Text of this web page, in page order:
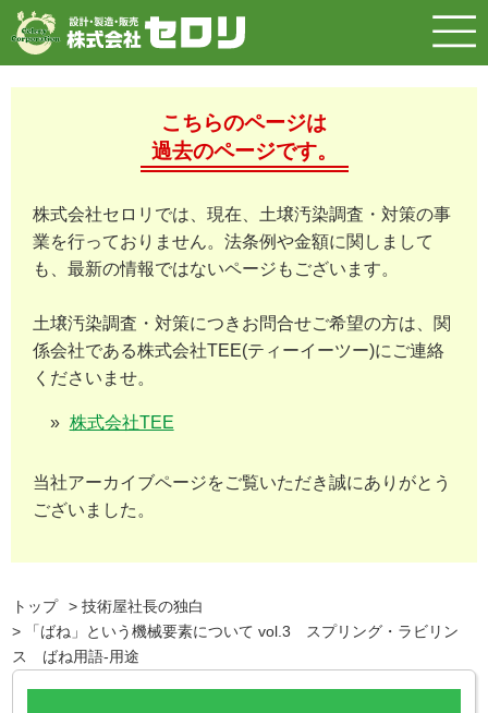
こちらのページは
過去のページです。
株式会社セロリでは、現在、土壌汚染調査・対策の事
業を行っておりません。法条例や金額に関しまして
も、最新の情報ではないページもございます。
土壌汚染調査・対策につきお問合せご希望の方は、関
係会社である株式会社TEE(ティーイーツー)にご連絡
くださいませ。
株式会社TEE
当社アーカイブページをご覧いただき誠にありがとう
ございました。
トップ
技術屋社長の独白
「ばね」という機械要素について vol.3 スプリング・ラビリン
ス ばね用語-用途